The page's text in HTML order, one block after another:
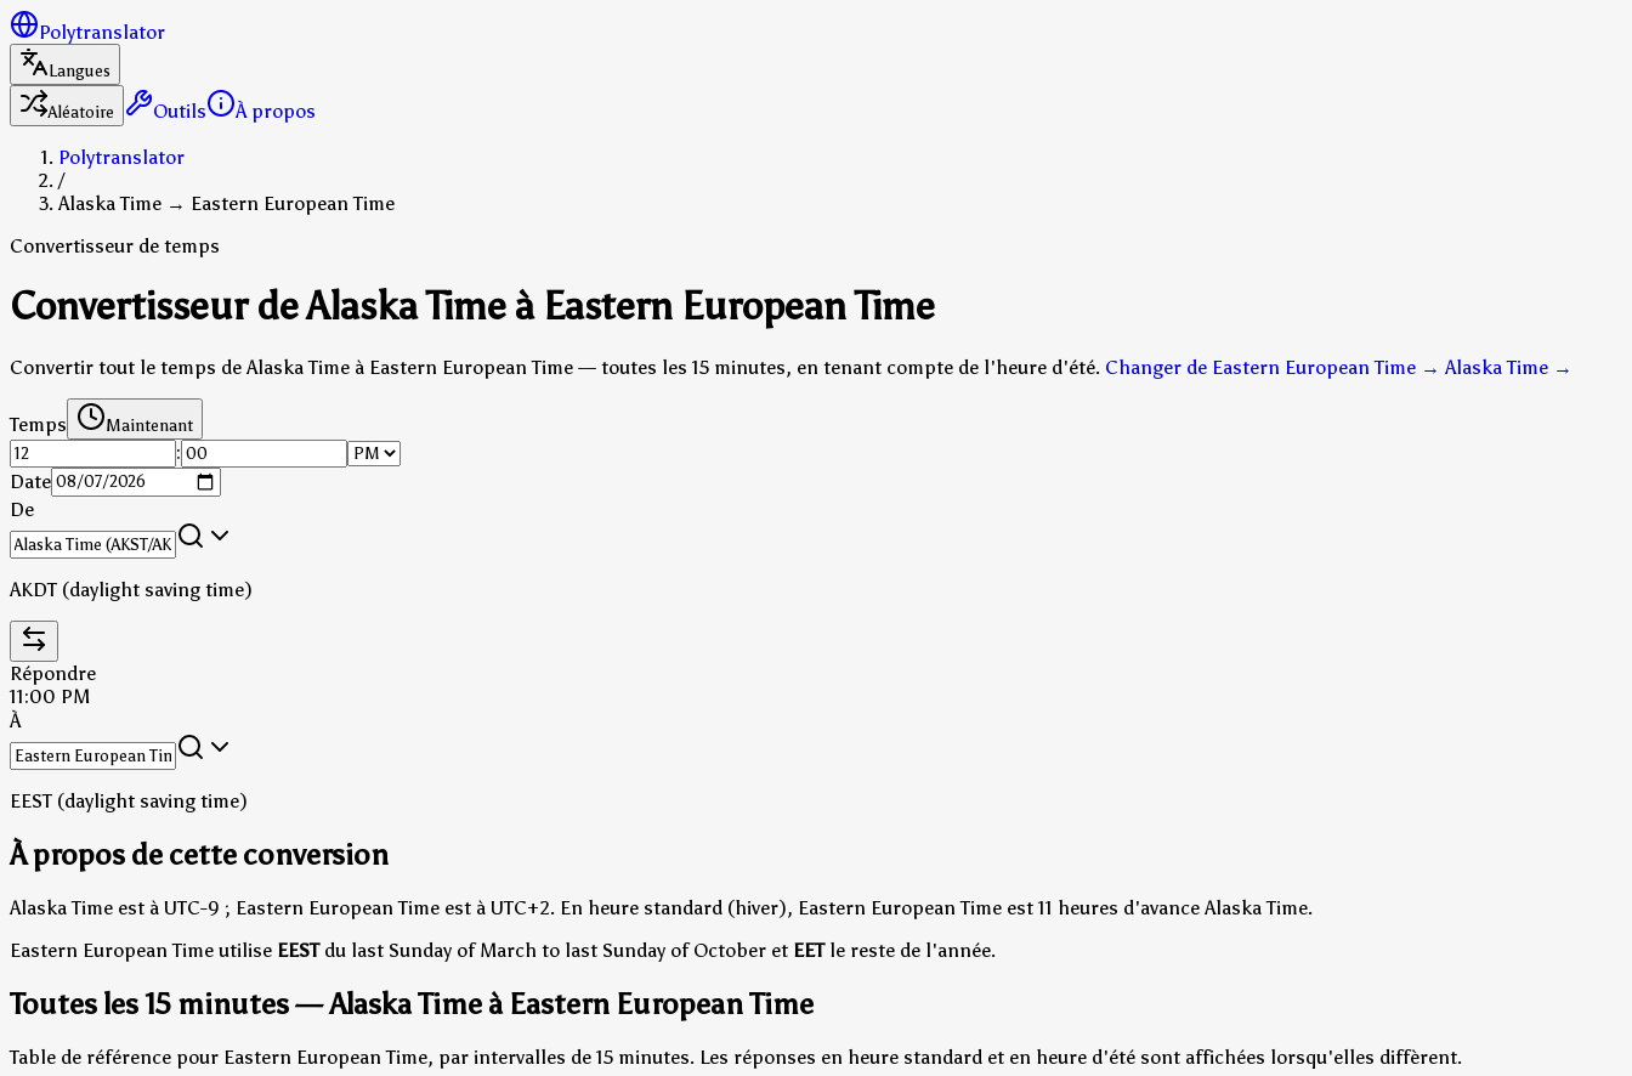
Polytranslator
Langues
Aléatoire
Outils
À propos
Polytranslator
/
Alaska Time → Eastern European Time
Convertisseur de temps
Convertisseur de Alaska Time à Eastern European Time
Convertir tout le temps de Alaska Time à Eastern European Time — toutes les 15 minutes, en tenant compte de l'heure d'été. Changer de Eastern European Time → Alaska Time →
Temps Maintenant
:
Date
De
AKDT (daylight saving time)
Répondre
11:00 PM
À
EEST (daylight saving time)
À propos de cette conversion
Alaska Time est à UTC-9 ; Eastern European Time est à UTC+2. En heure standard (hiver), Eastern European Time est 11 heures d'avance Alaska Time.
Eastern European Time utilise EESTdu last Sunday of March to last Sunday of October et EETle reste de l'année.
Toutes les 15 minutes — Alaska Time à Eastern European Time
Table de référence pour Eastern European Time, par intervalles de 15 minutes. Les réponses en heure standard et en heure d'été sont affichées lorsqu'elles diffèrent.